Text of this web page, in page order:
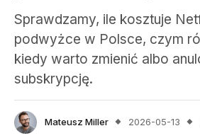
Sprawdzamy, ile kosztuje
podwyżce w Polsce, czym
kiedy warto zmienić albo
subskrypcję.
Mateusz Miller 2026-05-13